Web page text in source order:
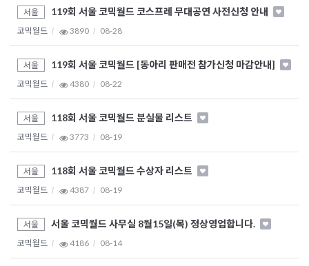
서울 119회 서울 코믹월드 코스프레 무대공연 사전신청 안내
코믹월드 3890 08-28
서울 119회 서울 코믹월드 [동아리 판매전 참가신청 마감안내]
코믹월드 4380 08-22
서울 118회 서울 코믹월드 분실물 리스트
코믹월드 3773 08-19
서울 118회 서울 코믹월드 수상자 리스트
코믹월드 4387 08-19
서울 서울 코믹월드 사무실 8월15일(목) 정상영업합니다.
코믹월드 4186 08-14